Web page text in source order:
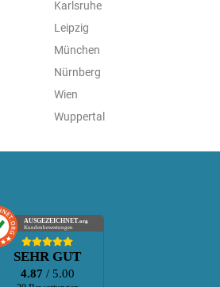
Karlsruhe
Leipzig
München
Nürnberg
Wien
Wuppertal
AUSGEZEICHNET .org
Kundenbewertungen
SEHR GUT
4.87 / 5.00